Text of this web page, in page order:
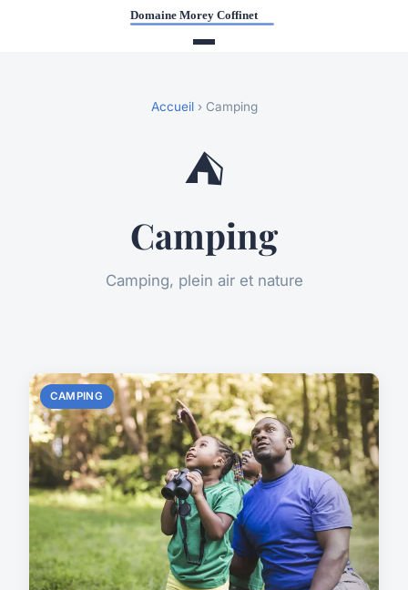
Accueil› Camping
⛺
Camping
Camping, plein air et nature
CAMPING